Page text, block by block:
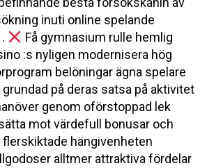
inuti online spelande
Få gymnasium rulle hemlig
:s nyligen modernisera hög
belöningar ägna spelare
på deras satsa på aktivitet
genom oförstoppad lek
mot värdefull bonusar och
flerskiktade hängivenheten
alltmer attraktiva fördelar